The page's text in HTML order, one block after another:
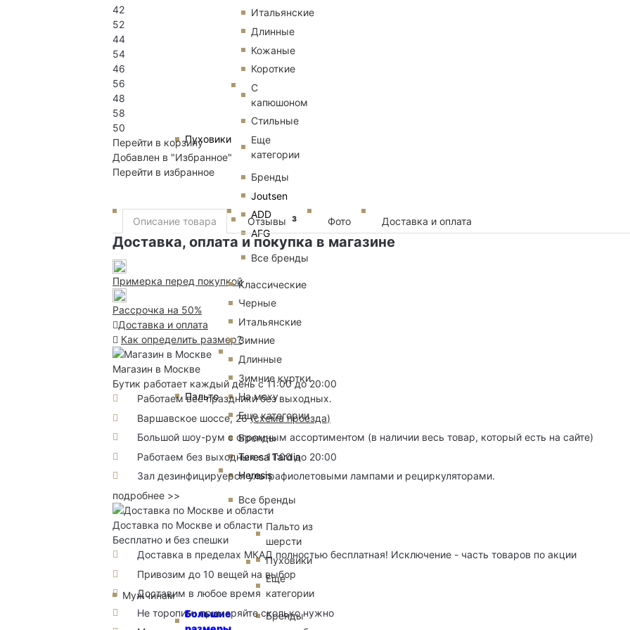
Мужчинам
Пуховики
Итальянские
Длинные
Кожаные
Короткие
С
капюшоном
Стильные
Еще
категории
Бренды
Joutsen
ADD
AFG
Все бренды
Пальто
Классические
Черные
Итальянские
Зимние
Длинные
Зимние куртки
На меху
Еще категории
Бренды
Teresa Tardia
Heresis
Все бренды
Большие
Пальто из
шерсти
Пуховики
Еще
категории
Бренды
42
52
44
54
46
56
48
58
50
Перейти в корзину
Добавлен в "Избранное"
Перейти в избранное
Описание товара Отзывы 3 Фото Доставка и оплата
Доставка, оплата и покупка в магазине
Примерка перед покупкой
Рассрочка на 50%
Доставка и оплата
Как определить размер?
Магазин в Москве
Бутик работает каждый день с 11:00 до 20:00
Работаем все праздники без выходных.
Варшавское шоссе, 26(схема проезда)
Большой шоу-рум с огромным ассортиментом (в наличии весь товар, который есть на сайте)
Работаем без выходных с 11:00 до 20:00
Зал дезинфицируерся ультрафиолетовыми лампами и рециркуляторами.
подробнее >>
Доставка по Москве и области
Бесплатно и без спешки
Доставка в пределах МКАД полностью бесплатная! Исключение - часть товаров по акции
Привозим до 10 вещей на выбор
Доставим в любое время
Не торопим: примеряйте сколько нужно